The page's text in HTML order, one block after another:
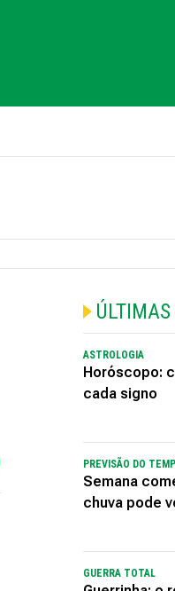
ASTROLOGIA
Horóscopo:
cada signo
PREVISÃO DO
Semana
chuva pode
GUERRA TOTAL